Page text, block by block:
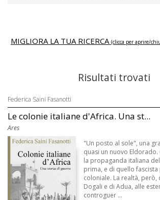
MIGLIORA LA TUA RICERCA (clicca per aprire/
Risultati trovati
Federica Saini Fasanotti
Le colonie italiane d'Africa. Una st...
Ares
"Un posto al sole", una
quasi un nuovo Eldorado.
la propaganda italiana
prima, e di quello
coloniale. La realtà, però,
Dogali e di Adua, alle
controguer ...